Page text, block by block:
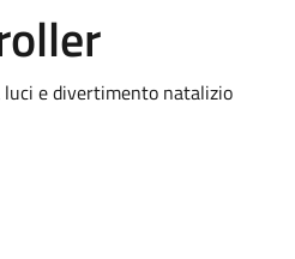
e divertimento natalizio